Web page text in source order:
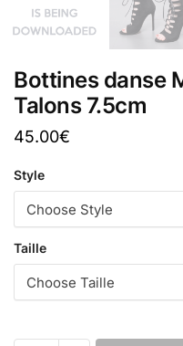
Bottines danse
Talons 7.5cm
45.00€
Style
Taille